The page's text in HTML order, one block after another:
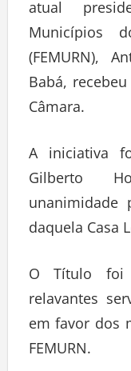
atual
Municípios
(FEMURN),
Babá,
Câmara.
A iniciativa
Gilberto
unanimidade
daquela Casa
O Título foi
relavantes
em favor dos
FEMURN.